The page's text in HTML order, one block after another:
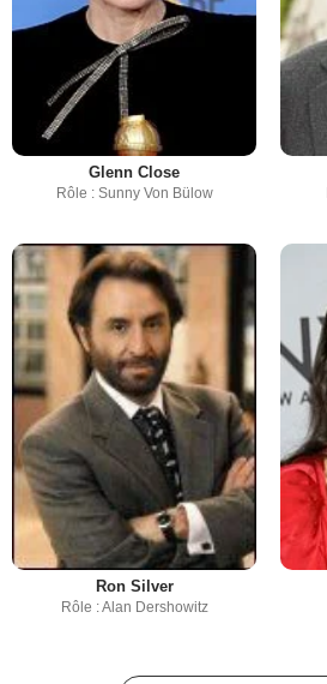
Glenn Close
Rôle : Sunny Von Bülow
Ron Silver
Rôle : Alan Dershowitz